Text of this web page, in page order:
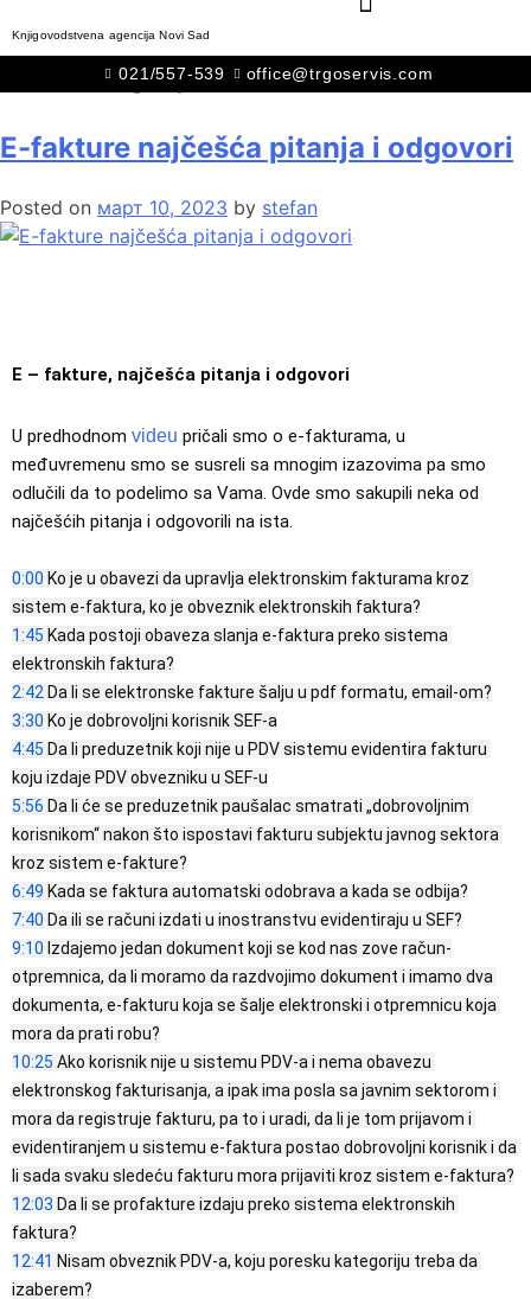
Knjigovodstvena agencija Novi Sad
021/557-539 office@trgoservis.com
Категорија: Video
E-fakture najčešća pitanja i odgovori
Posted on март 10, 2023 by stefan
E – fakture, najčešća pitanja i odgovori
U predhodnom videu pričali smo o e-fakturama, u
međuvremenu smo se susreli sa mnogim izazovima pa smo
odlučili da to podelimo sa Vama. Ovde smo sakupili neka od
najčešćih pitanja i odgovorili na ista.
0:00 Ko je u obavezi da upravlja elektronskim fakturama kroz
1:45 Kada postoji obaveza slanja e-faktura preko sistema
2:42
3:30
4:45 Da li preduzetnik koji nije u PDV sistemu evidentira fakturu
5:56 Da li će se preduzetnik paušalac smatrati „dobrovoljnim
korisnikom“ nakon što ispostavi fakturu subjektu javnog sektora
6:49
7:40
9:10 Izdajemo jedan dokument koji se kod nas zove račun-
otpremnica, da li moramo da razdvojimo dokument i imamo dva
dokumenta, e-fakturu koja se šalje elektronski i otpremnicu koja
10:25 Ako korisnik nije u sistemu PDV-a i nema obavezu
elektronskog fakturisanja, a ipak ima posla sa javnim sektorom i
mora da registruje fakturu, pa to i uradi, da li je tom prijavom i
evidentiranjem u sistemu e-faktura postao dobrovoljni korisnik i da
12:03 Da li se profakture izdaju preko sistema elektronskih
12:41 Nisam obveznik PDV-a, koju poresku kategoriju treba da